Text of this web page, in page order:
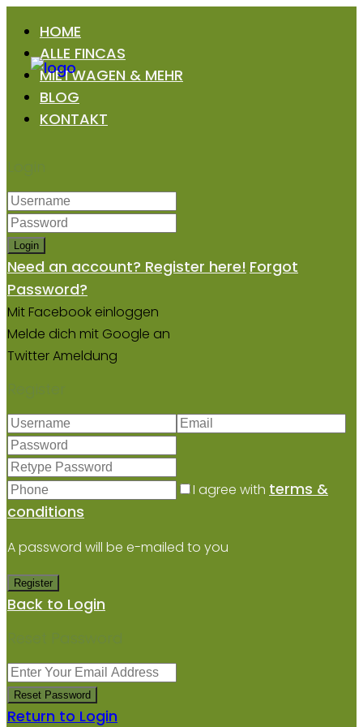
HOME
ALLE FINCAS
MIETWAGEN & MEHR
BLOG
KONTAKT
Login
Login
Need an account? Register here! Forgot
Password?
Mit Facebook einloggen
Melde dich mit Google an
Twitter Ameldung
Register
I agree with terms &
conditions
A password will be e-mailed to you
Register
Back to Login
Reset Password
Reset Password
Return to Login